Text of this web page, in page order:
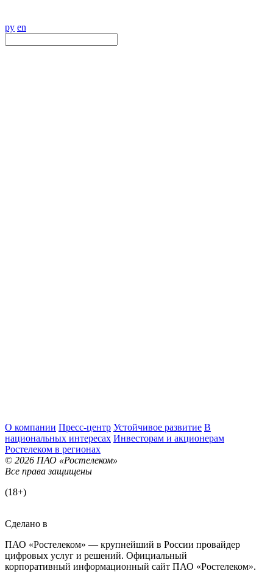
ру en
О компании Пресс-центр Устойчивое развитие В
национальных интересах Инвесторам и акционерам
Ростелеком в регионах
© 2026 ПАО «Ростелеком»
Все права защищены
(18+)
Сделано в
ПАО «Ростелеком» — крупнейший в России провайдер
цифровых услуг и решений. Официальный
корпоративный информационный сайт ПАО «Ростелеком».